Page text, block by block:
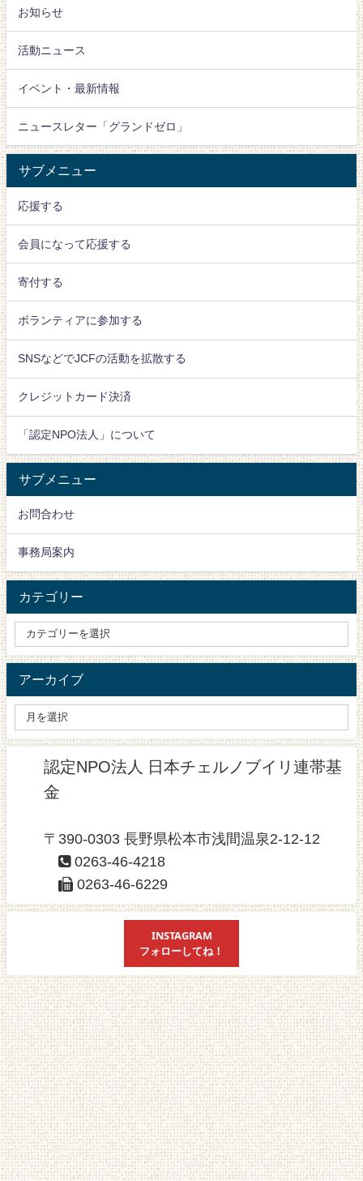
お知らせ
活動ニュース
イベント・最新情報
ニュースレター「グランドゼロ」
サブメニュー
応援する
会員になって応援する
寄付する
ボランティアに参加する
SNSなどでJCFの活動を拡散する
クレジットカード決済
「認定NPO法人」について
サブメニュー
お問合わせ
事務局案内
カテゴリー
アーカイブ
認定NPO法人 日本チェルノブイリ連帯基
金
〒390-0303 長野県松本市浅間温泉2-12-12
0263-46-4218
0263-46-6229
INSTAGRAM
フォローしてね！